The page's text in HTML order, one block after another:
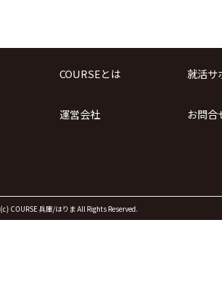
COURSEとは 就活サ
運営会社 お問合
(c) COURSE 兵庫/はりま All Rights Reserved.